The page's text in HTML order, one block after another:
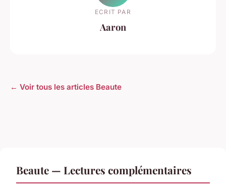
ECRIT PAR
Aaron
← Voir tous les articles Beaute
Beaute — Lectures complémentaires